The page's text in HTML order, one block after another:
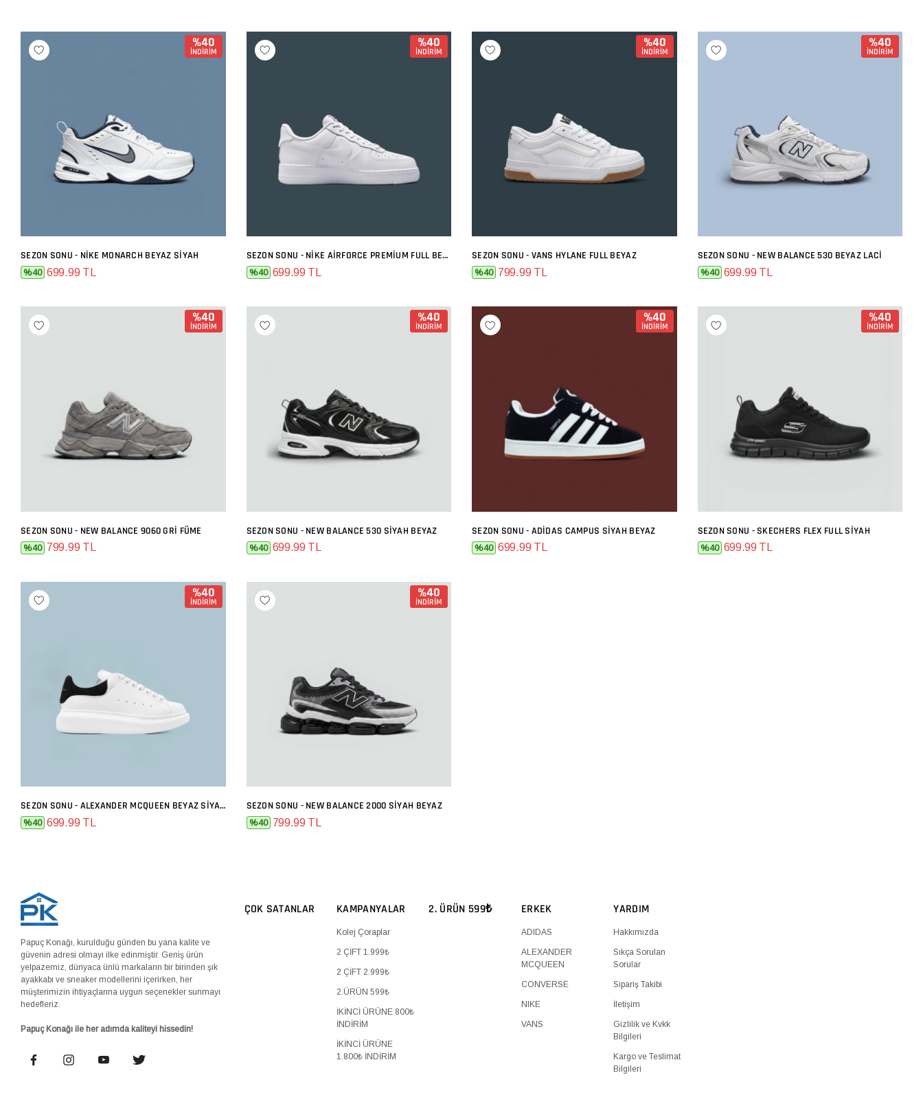
%40
İNDİRİM
SEPETE EKLE
SEZON SONU - NIKE MONARCH BEYAZ SIYAH
%40 699.99 TL
%40
İNDİRİM
SEPETE EKLE SEZON SONU - NIKE AIRFORCE PREMIUM FULL BEYAZ
%40 699.99 TL
%40
İNDİRİM
SEPETE EKLE
SEZON SONU - VANS HYLANE FULL BEYAZ
%40 799.99 TL
%40
İNDİRİM
SEPETE EKLE
SEZON SONU - NEW BALANCE 530 BEYAZ LACI
%40 699.99 TL
%40
İNDİRİM
SEPETE EKLE
SEZON SONU - NEW BALANCE 9060 GRI FÜME
%40 799.99 TL
%40
İNDİRİM
SEPETE EKLE
SEZON SONU - NEW BALANCE 530 SIYAH BEYAZ
%40 699.99 TL
%40
İNDİRİM
SEPETE EKLE
SEZON SONU - ADIDAS CAMPUS SIYAH BEYAZ
%40 699.99 TL
%40
İNDİRİM
SEPETE EKLE
SEZON SONU - SKECHERS FLEX FULL SIYAH
%40 699.99 TL
%40
İNDİRİM
SEPETE EKLE SEZON SONU - ALEXANDER MCQUEEN BEYAZ SIYAH
%40 699.99 TL
%40
İNDİRİM
SEPETE EKLE
SEZON SONU - NEW BALANCE 2000 SIYAH BEYAZ
%40 799.99 TL
Papuç Konağı, kurulduğu günden bu yana kalite ve
güvenin adresi olmayı ilke edinmiştir. Geniş ürün
yelpazemiz, dünyaca ünlü markaların bir birinden şık
ayakkabı ve sneaker modellerini içerirken, her
müşterimizin ihtiyaçlarına uygun seçenekler sunmayı
hedefleriz.
Papuç Konağı ile her adımda kaliteyi hissedin!
ÇOK SATANLAR KAMPANYALAR
Kolej Çoraplar
2 ÇİFT 1.999₺
2 ÇİFT 2.999₺
2.ÜRÜN 599₺
İKİNCİ ÜRÜNE 800₺
İNDİRİM
İKİNCİ ÜRÜNE
1.800₺ İNDİRİM
2. ÜRÜN 599₺ ERKEK
ADIDAS
ALEXANDER
MCQUEEN
CONVERSE
NIKE
VANS
YARDIM
Hakkımızda
Sıkça Sorulan
Sorular
Sipariş Takibi
İletişim
Gizlilik ve Kvkk
Bilgileri
Kargo ve Teslimat
Bilgileri